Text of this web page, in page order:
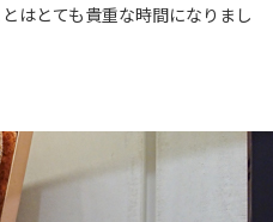
はとても貴重な時間になりまし